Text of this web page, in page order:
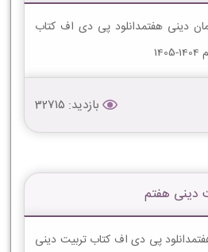
دینی هفتمدانلود پی دی اف کتاب
بازدید: 32715
دینی هفتم
پی دی اف کتاب تربیت دینی